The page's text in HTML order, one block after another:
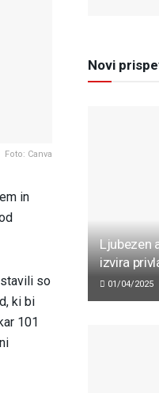
Foto: Canva
in
so
ki bi
101
Novi
Ljubezen
izvira
01/04/2025